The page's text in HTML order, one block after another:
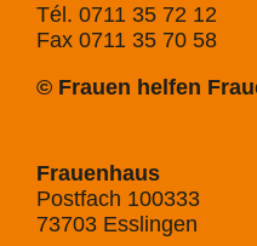
Tél. 0711 35 72 12
Fax 0711 35 70 58
© Frauen helfen
Frauenhaus
Postfach 100333
73703 Esslingen